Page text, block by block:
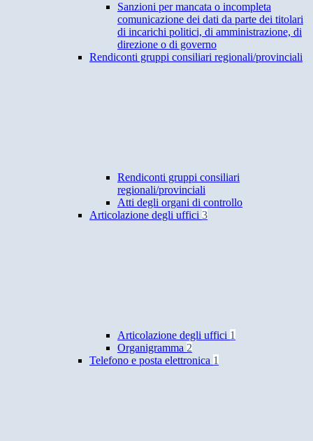
Sanzioni per mancata o incompleta
comunicazione dei dati da parte dei titolari
di incarichi politici, di amministrazione, di
direzione o di governo
Rendiconti gruppi consiliari regionali/provinciali
Rendiconti gruppi consiliari
regionali/provinciali
Atti degli organi di controllo
Articolazione degli uffici 3
Articolazione degli uffici 1
Organigramma 2
Telefono e posta elettronica 1